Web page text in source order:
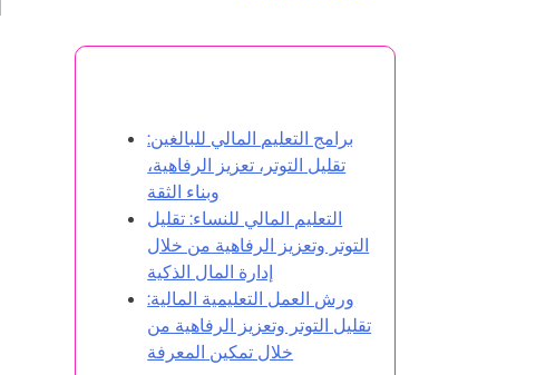
برامج التعليم المالي للبالغين:
تقليل التوتر، تعزيز الرفاهية،
وبناء الثقة
التعليم المالي للنساء: تقليل
التوتر وتعزيز الرفاهية من خلال
إدارة المال الذكية
ورش العمل التعليمية المالية:
تقليل التوتر وتعزيز الرفاهية من
خلال تمكين المعرفة